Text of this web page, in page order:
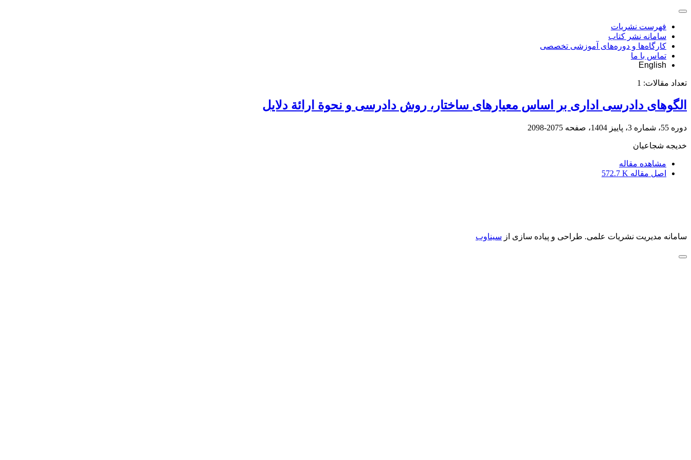
فهرست نشریات
سامانه نشر کتاب
کارگاه‌ها و دوره‌های آموزشی تخصصی
تماس با ما
English
تعداد مقالات: 1
الگوهای دادرسی اداری بر اساس معیارهای ساختار، روش دادرسی و نحوة ارائة دلایل
دوره 55، شماره 3، پاییز 1404، صفحه 2075-2098
خدیجه شجاعیان
مشاهده مقاله
اصل مقاله 572.7 K
سامانه مدیریت نشریات علمی. طراحی و پیاده سازی از سیناوب